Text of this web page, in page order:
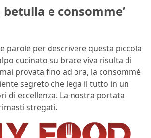
betulla e consomme’
parole per descrivere questa piccola
cucinato su brace viva risulta di
provata fino ad ora, la consommé
segreto che lega il tutto in un
di eccellenza. La nostra portata
stregati.